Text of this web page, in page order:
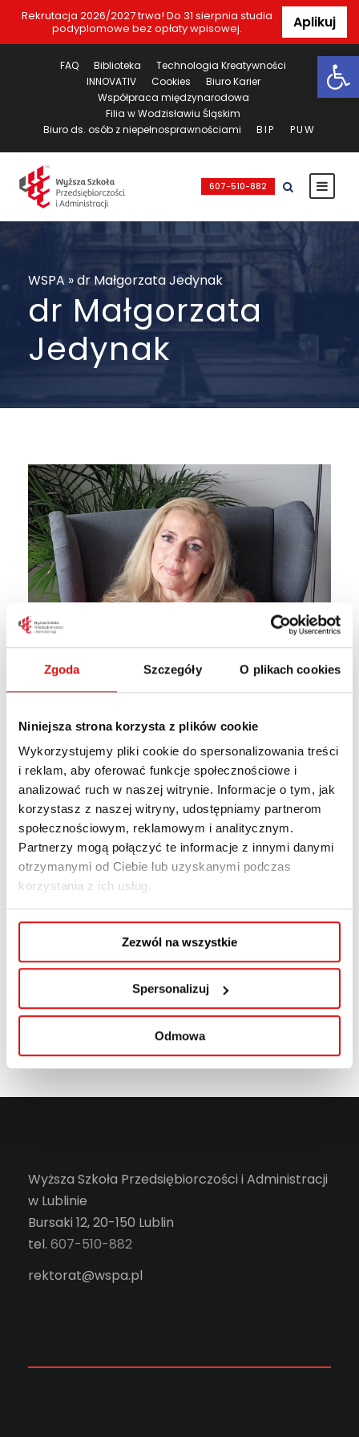
Zgoda Szczegóły O plikach cookies
Niniejsza strona korzysta z plików cookie
Wykorzystujemy pliki cookie do spersonalizowania treści
i reklam, aby oferować funkcje społecznościowe i
analizować ruch w naszej witrynie. Informacje o tym, jak
korzystasz z naszej witryny, udostępniamy partnerom
społecznościowym, reklamowym i analitycznym.
Partnerzy mogą połączyć te informacje z innymi danymi
otrzymanymi od Ciebie lub uzyskanymi podczas
korzystania z ich usług.
Zezwól na wszystkie
Spersonalizuj
Odmowa
Rekrutacja 2026/2027 trwa! Do 31 sierpnia studia
podyplomowe bez opłaty wpisowej.
Aplikuj
FAQ Biblioteka
Technologia Kreatywności
INNOVATIV
Cookies
Biuro Karier
Współpraca międzynarodowa
Filia w Wodzisławiu Śląskim
Biuro ds. osób z niepełnosprawnościami
BIP PUW
607-510-882
WSPA »dr Małgorzata Jedynak
dr Małgorzata
Jedynak
e-mail: m.jedynak@wspa.pl
dr Małgorzata
Jedynak
Wykładowca na kierunkach
Socjologia, Bezpieczeństwo
Psychoterapeuta, coach
Wyższa Szkoła Przedsiębiorczości i Administracji
w Lublinie
Bursaki 12, 20-150 Lublin
tel. 607-510-882
rektorat@wspa.pl